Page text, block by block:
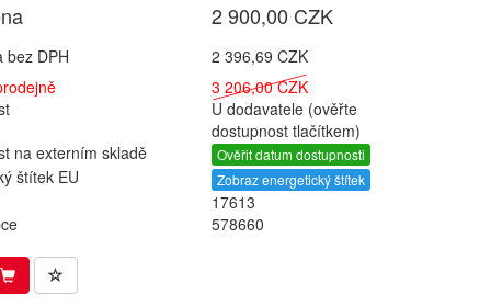
2 900,00 CZK
bez DPH
2 396,69 CZK
3 206,00 CZK
U dodavatele (ověřte
dostupnost tlačítkem)
na externím skladě
Ověřit datum dostupnosti
štítek EU Zobraz energetický štítek
17613
578660